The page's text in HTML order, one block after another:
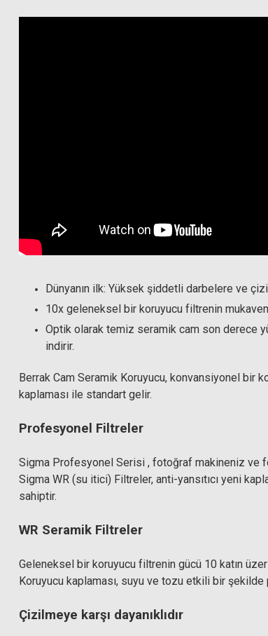
Dünyanın ilk: Yüksek şiddetli darbelere ve
10x geleneksel bir koruyucu filtrenin
Optik olarak temiz seramik cam son derece
indirir.
Berrak Cam Seramik Koruyucu, konvansiyonel bir
kaplaması ile standart gelir.
Profesyonel Filtreler
Sigma Profesyonel Serisi , fotoğraf makineniz ve
Sigma WR (su itici) Filtreler, anti-yansıtıcı yeni
sahiptir.
WR Seramik Filtreler
Geleneksel bir koruyucu filtrenin gücü 10 katın
Koruyucu kaplaması, suyu ve tozu etkili bir şekilde
Çizilmeye karşı dayanıklıdır